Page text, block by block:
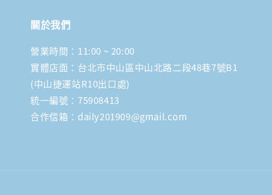
關於我們
營業時間：11:00 ~ 20:00
實體店面：台北市中山區中山北路二段48巷7號B1
(中山捷運站R10出口處)
統一編號：75908413
合作信箱：daily201909@gmail.com